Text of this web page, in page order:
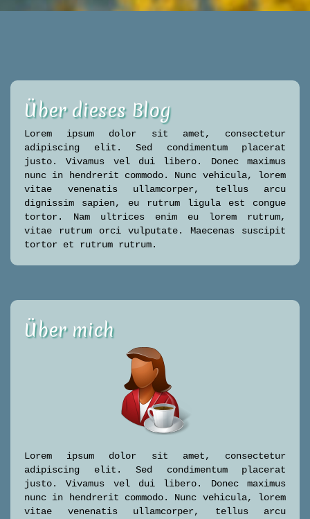
Über dieses Blog
Lorem ipsum dolor sit amet, consectetur
adipiscing elit. Sed condimentum placerat
justo. Vivamus vel dui libero. Donec maximus
nunc in hendrerit commodo. Nunc vehicula, lorem
vitae venenatis ullamcorper, tellus arcu
dignissim sapien, eu rutrum ligula est congue
tortor. Nam ultrices enim eu lorem rutrum,
vitae rutrum orci vulputate. Maecenas suscipit
tortor et rutrum rutrum.
Über mich
Lorem ipsum dolor sit amet, consectetur
adipiscing elit. Sed condimentum placerat
justo. Vivamus vel dui libero. Donec maximus
nunc in hendrerit commodo. Nunc vehicula, lorem
vitae venenatis ullamcorper, tellus arcu